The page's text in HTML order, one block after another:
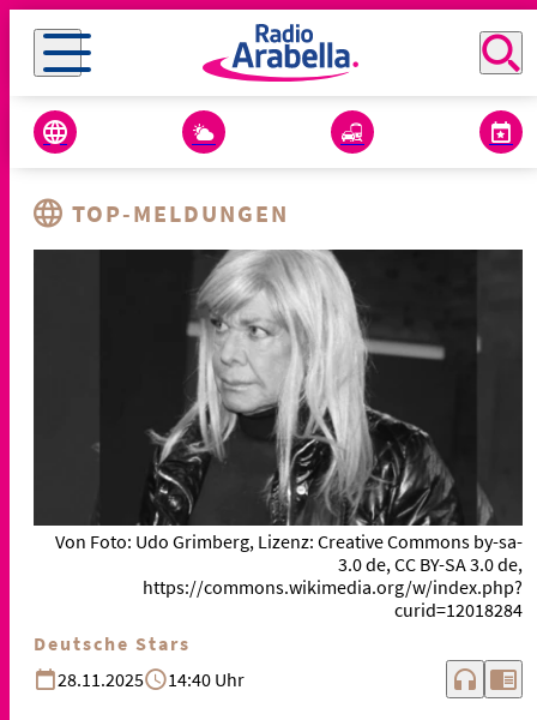
TOP-MELDUNGEN
Von Foto: Udo Grimberg, Lizenz: Creative Commons by-sa-
3.0 de, CC BY-SA 3.0 de,
https://commons.wikimedia.org/w/index.php?
curid=12018284
Deutsche Stars
28.11.2025
14:40 Uhr headphones chrome_reader_mode